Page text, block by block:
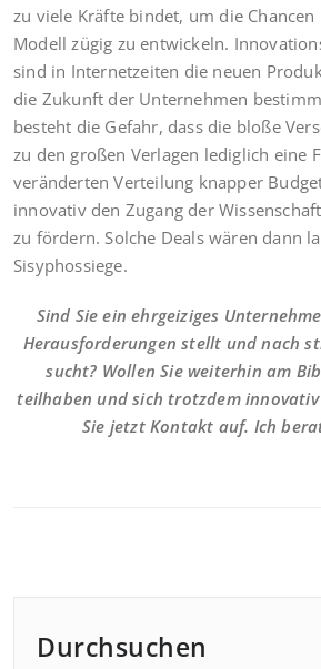
zu viele Kräfte bindet, um die
Modell zügig zu entwickeln.
sind in Internetzeiten die neuen
die Zukunft der Unternehmen
besteht die Gefahr, dass die bloße
zu den großen Verlagen lediglich eine
veränderten Verteilung knapper
innovativ den Zugang der
zu fördern. Solche Deals wären dann
Sisyphossiege.
Sind Sie ein ehrgeiziges
Herausforderungen stellt und nach
sucht? Wollen Sie weiterhin am
teilhaben und sich trotzdem
Sie jetzt Kontakt auf. Ich
Durchsuchen